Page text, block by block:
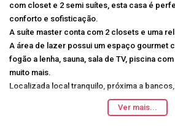
com closet e 2 semi suítes, esta casa é
conforto e sofisticação.
A suíte master conta com 2 closets e uma
A área de lazer possui um espaço gourmet
fogão a lenha, sauna, sala de TV, piscina
muito mais.
Localizada local tranquilo, próxima a
com fácil acesso a internet, esta casa é
qualidade de vida. Com acabamento em
Ver mais...